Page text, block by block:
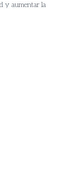
y aumentar la